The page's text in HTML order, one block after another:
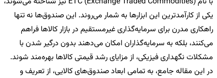
یکی از کارآمدترین این ابزارها به شمار می‌روند. این صندوق‌ها نه تنها
راهکاری مدرن برای سرمایه‌گذاری غیرمستقیم در بازار کالاها فراهم
می‌کنند، بلکه به سرمایه‌گذاران امکان می‌دهند بدون درگیر شدن با
مشکلات نگهداری فیزیکی، از مزایای رشد قیمتی کالاها بهره‌مند شوند.
در این مقاله جامع، به تمامی ابعاد صندوق‌های کالایی، از تعریف و